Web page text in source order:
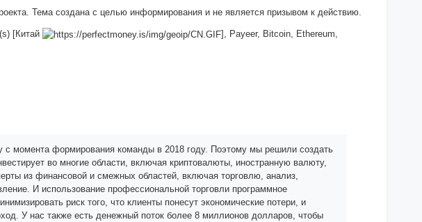
Тема создана с целью информирования и не является призывом к действию.
[Китай
], Payeer, Bitcoin, Ethereum,
момента формирования команды в 2018 году. Поэтому мы решили создать
во многие области, включая криптовалюты, иностранную валюту,
из финансовой и смежных областей, включая торговлю, анализ,
И использование профессиональной торговли программное
риск того, что клиенты понесут экономические потери, и
У нас также есть денежный поток более 8 миллионов долларов, чтобы